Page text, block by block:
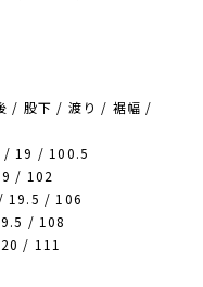
/ 股下 / 渡り / 裾幅 /
/ 19 / 100.5
/ 102
19.5 / 106
/ 108
/ 111